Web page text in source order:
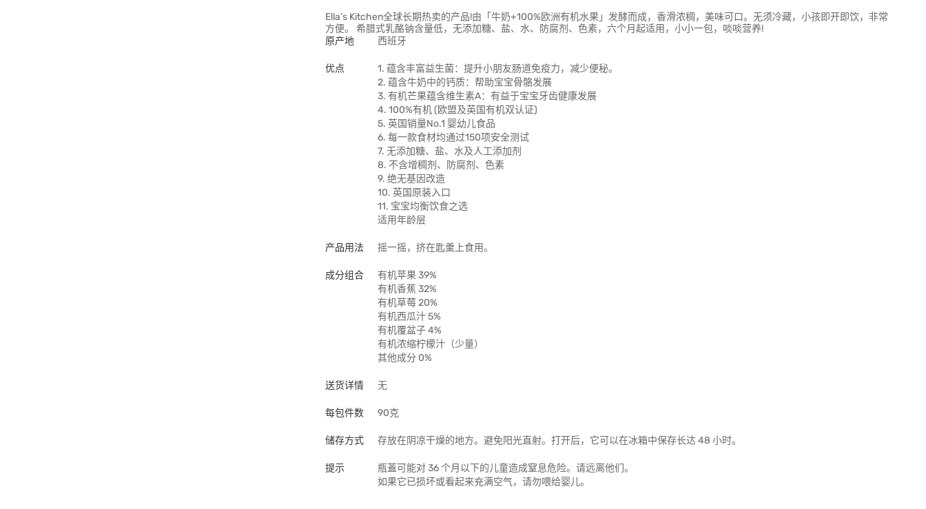
Ella’s Kitchen全球长期热卖的产品!由「牛奶+100%欧洲有机水果」发酵而成，香滑浓稠，美味可口。无须冷藏，小孩即开即饮，非常
方便。 希腊式乳酪钠含量低，无添加糖、盐、水、防腐剂、色素，六个月起适用，小小一包，啖啖营养!
原产地
西班牙
优点
1. 蕴含丰富益生菌：提升小朋友肠道免疫力，减少便秘。
2. 蕴含牛奶中的钙质：帮助宝宝骨骼发展
3. 有机芒果蕴含维生素A：有益于宝宝牙齿健康发展
4. 100%有机 (欧盟及英国有机双认证)
5. 英国销量No.1 婴幼儿食品
6. 每一款食材均通过150项安全测试
7. 无添加糖、盐、水及人工添加剂
8. 不含增稠剂、防腐剂、色素
9. 绝无基因改造
10. 英国原装入口
11. 宝宝均衡饮食之选
适用年龄层
产品用法 摇一摇，挤在匙羹上食用。
成分组合
有机苹果 39%
有机香蕉 32%
有机草莓 20%
有机西瓜汁 5%
有机覆盆子 4%
有机浓缩柠檬汁（少量）
其他成分 0%
送货详情 无
每包件数 90克
储存方式 存放在阴凉干燥的地方。避免阳光直射。打开后，它可以在冰箱中保存长达 48 小时。
提示
瓶蓋可能对 36 个月以下的儿童造成窒息危险。请远离他们。
如果它已损坏或看起来充满空气，请勿喂给婴儿。